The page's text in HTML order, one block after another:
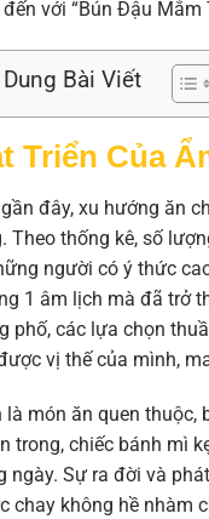
với “Bún Đậu Mắm
Bài Viết
Triển Của
đây, xu hướng ăn
Theo thống kê, số
người có ý thức
1 âm lịch mà đã trở
phố, các lựa chọn
vị thế của mình,
là món ăn quen
trong, chiếc bánh mì
ngày. Sự ra đời và
chay không hề nhàm